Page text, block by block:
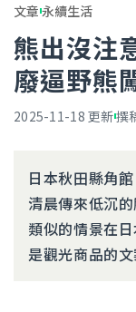
文章永續生活
熊出沒注
廢逼野熊
2025-11-18 更新撰
日本秋田縣角
清晨傳來低沉
類似的情景在
是觀光商品的